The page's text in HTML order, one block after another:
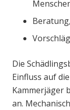
Die
Einfluss auf
Kammerjäger
an.